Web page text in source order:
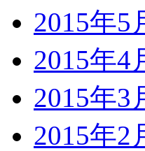
2015年5
2015年4
2015年3
2015年2